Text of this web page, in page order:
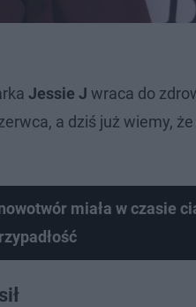
Jessie J wraca do
a dziś już wiemy,
miała w czasie